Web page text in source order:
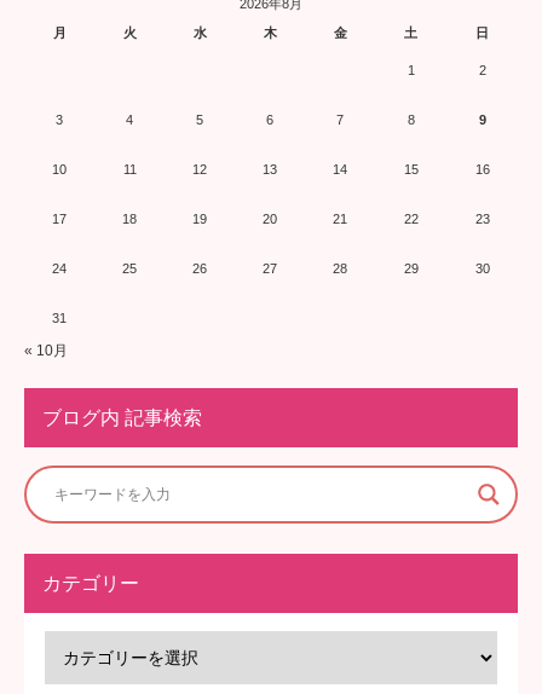
2026年8月
月
火 水 木 金 土 日
1 2
3 4 5 6 7 8 9
10 11 12 13 14 15 16
17 18 19 20 21 22 23
24 25 26 27 28 29 30
31
« 10月
ブログ内 記事検索
カテゴリー